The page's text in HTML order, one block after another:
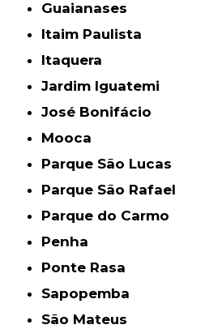
Guaianases
Itaim Paulista
Itaquera
Jardim Iguatemi
José Bonifácio
Mooca
Parque São Lucas
Parque São Rafael
Parque do Carmo
Penha
Ponte Rasa
Sapopemba
São Mateus